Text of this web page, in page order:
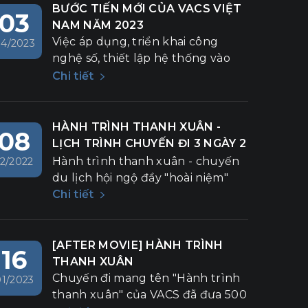
2023
BƯỚC TIẾN MỚI CỦA VACS VIỆT
NAM NĂM 2023
Việc áp dụng, triển khai công
nghệ số, thiết lập hệ thống vào
quy trình quản lý nhân sự là một
Chi tiết
2022
HÀNH TRÌNH THANH XUÂN -
LỊCH TRÌNH CHUYẾN ĐI 3 NGÀY 2
ĐÊM
Hành trình thanh xuân - chuyến
du lịch hội ngộ đầy "hoài niệm"
Chi tiết
16
2023
[AFTER MOVIE] HÀNH TRÌNH
THANH XUÂN
Chuyến đi mang tên "Hành trình
thanh xuân" của VACS đã đưa 500